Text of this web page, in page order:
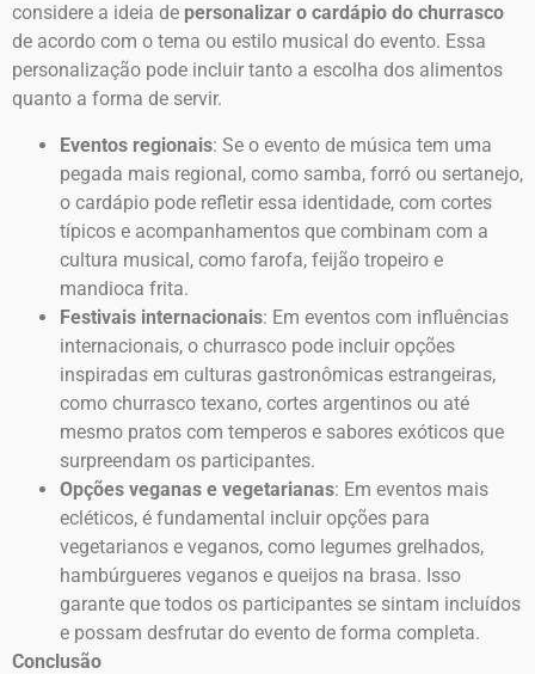
considere a ideia de personalizar o cardápio do churrasco
de acordo com o tema ou estilo musical do evento. Essa
personalização pode incluir tanto a escolha dos alimentos
quanto a forma de servir.
Eventos regionais: Se o evento de música tem uma
pegada mais regional, como samba, forró ou sertanejo,
o cardápio pode refletir essa identidade, com cortes
típicos e acompanhamentos que combinam com a
cultura musical, como farofa, feijão tropeiro e
mandioca frita.
Festivais internacionais: Em eventos com influências
internacionais, o churrasco pode incluir opções
inspiradas em culturas gastronômicas estrangeiras,
como churrasco texano, cortes argentinos ou até
mesmo pratos com temperos e sabores exóticos que
surpreendam os participantes.
Opções veganas e vegetarianas: Em eventos mais
ecléticos, é fundamental incluir opções para
vegetarianos e veganos, como legumes grelhados,
hambúrgueres veganos e queijos na brasa. Isso
garante que todos os participantes se sintam incluídos
e possam desfrutar do evento de forma completa.
Conclusão